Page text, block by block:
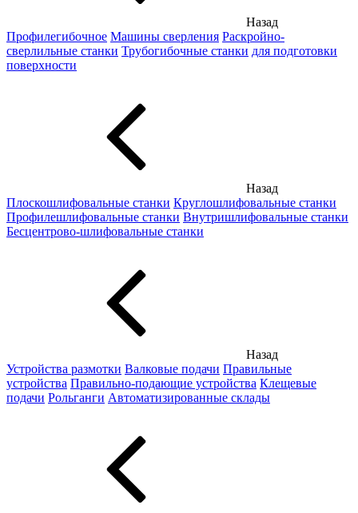
Назад
Профилегибочное Машины сверления Раскройно-
сверлильные станки Трубогибочные станки для подготовки
поверхности
Назад
Плоскошлифовальные станки Круглошлифовальные станки
Профилешлифовальные станки Внутришлифовальные станки
Бесцентрово-шлифовальные станки
Назад
Устройства размотки Валковые подачи Правильные
устройства Правильно-подающие устройства Клещевые
подачи Рольганги Автоматизированные склады